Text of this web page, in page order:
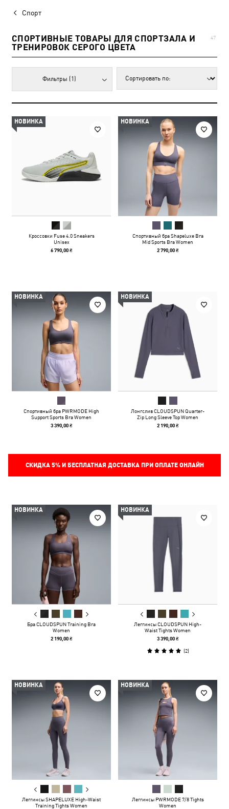
Спорт
СПОРТИВНЫЕ ТОВАРЫ ДЛЯ СПОРТЗАЛА И
ТРЕНИРОВОК СЕРОГО ЦВЕТА
47
Фильтры (1)
НОВИНКА
Кроссовки Fuse 4.0 Sneakers
Unisex
6 790,00 ₴
НОВИНКА
Спортивный бра Shapeluxe Bra
Mid Sports Bra Women
2 790,00 ₴
НОВИНКА
Спортивный бра PWRMODE High
Support Sports Bra Women
3 390,00 ₴
НОВИНКА
Лонгслив CLOUDSPUN Quarter-
Zip Long Sleeve Top Women
2 190,00 ₴
СКИДКА 5%И БЕСПЛАТНАЯ ДОСТАВКА ПРИ ОПЛАТЕ ОНЛАЙН
НОВИНКА
Бра CLOUDSPUN Training Bra
Women
2 190,00 ₴
НОВИНКА
Леггинсы CLOUDSPUN High-
Waist Tights Women
3 390,00 ₴
(2)
НОВИНКА
Леггинсы SHAPELUXE High-Waist
Training Tights Women
НОВИНКА
Леггинсы PWRMODE 7/8 Tights
Women